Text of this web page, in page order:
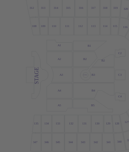
C4
C3
C2
B1
B2 B2
B3
B4
B5
A5
A4
A3
A2
A1
108 109 110 111 112 113 114 115
116
127
128
129
130
131
132
133
134
135
312 313 314 315 316 317 318 319 320
340
341
342
343
344
345
346
347
STAGE